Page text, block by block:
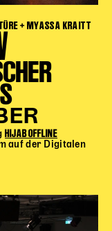
+ MYASSA KRAITT
HIJAB OFFLINE
auf der Digitalen